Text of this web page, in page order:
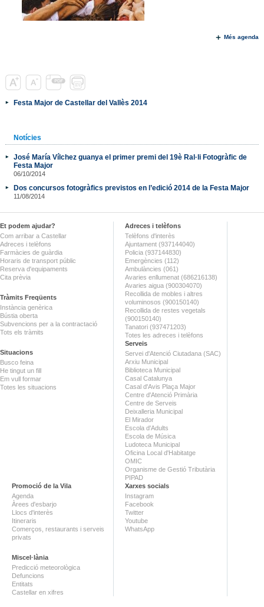
Més agenda
Festa Major de Castellar del Vallès 2014
Notícies
José María Vílchez guanya el primer premi del 19è Ral·li Fotogràfic de
Festa Major
06/10/2014
Dos concursos fotogràfics previstos en l’edició 2014 de la Festa Major
11/08/2014
Et podem ajudar?
Com arribar a Castellar
Adreces i telèfons
Farmàcies de guàrdia
Horaris de transport públic
Reserva d'equipaments
Cita prèvia
Tràmits Freqüents
Instància genèrica
Bústia oberta
Subvencions per a la contractació
Tots els tràmits
Situacions
Busco feina
He tingut un fill
Em vull formar
Totes les situacions
Adreces i telèfons
Telèfons d'interès
Ajuntament (937144040)
Policia (937144830)
Emergències (112)
Ambulàncies (061)
Avaries enllumenat (686216138)
Avaries aigua (900304070)
Recollida de mobles i altres
voluminosos (900150140)
Recollida de restes vegetals
(900150140)
Tanatori (937471203)
Totes les adreces i telèfons
Serveis
Servei d'Atenció Ciutadana (SAC)
Arxiu Municipal
Biblioteca Municipal
Casal Catalunya
Casal d'Avis Plaça Major
Centre d'Atenció Primària
Centre de Serveis
Deixalleria Municipal
El Mirador
Escola d'Adults
Escola de Música
Ludoteca Municipal
Oficina Local d'Habitatge
OMIC
Organisme de Gestió Tributària
PIPAD
Promoció de la Vila
Agenda
Àrees d'esbarjo
Llocs d'interès
Itineraris
Comerços, restaurants i serveis
privats
Miscel·lània
Predicció meteorològica
Defuncions
Entitats
Castellar en xifres
Xarxes socials
Instagram
Facebook
Twitter
Youtube
WhatsApp